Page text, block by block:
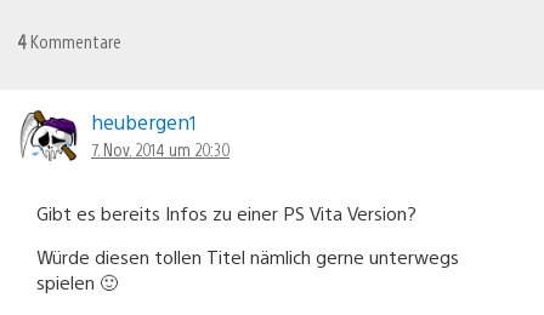
4 Kommentare
heubergen1
7. Nov. 2014 um 20:30
Gibt es bereits Infos zu einer PS Vita Version?
Würde diesen tollen Titel nämlich gerne unterwegs
spielen 🙂